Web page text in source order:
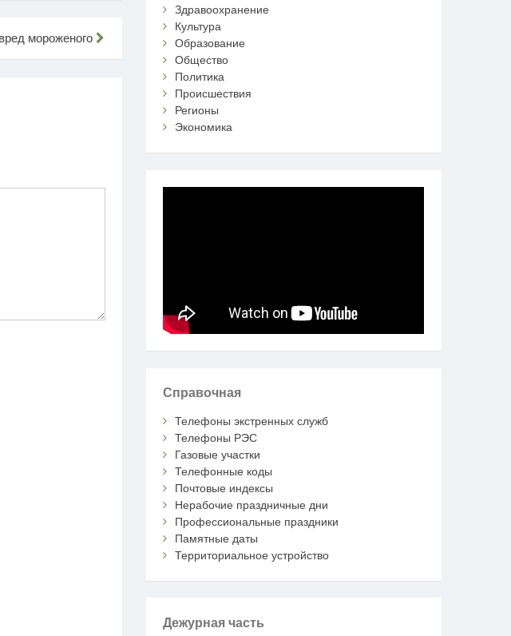
мороженого
Здравоохранение
Культура
Образование
Общество
Политика
Происшествия
Регионы
Экономика
Справочная
Телефоны экстренных служб
Телефоны РЭС
Газовые участки
Телефонные коды
Почтовые индексы
Нерабочие праздничные дни
Профессиональные праздники
Памятные даты
Территориальное устройство
Дежурная часть